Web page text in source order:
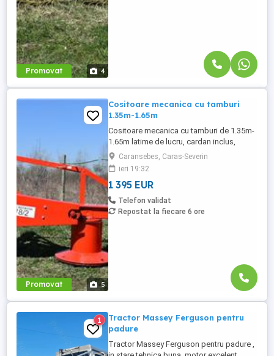
Promovat 4
Promovat 5
Cositoare mecanica cu tamburi
1.35m-1.65m
Cositoare mecanica cu tamburi de 1.35m-
1.65m latime de lucru, cardan inclus,
prelata, cheie de cutite Transport in toate
judetele
Caransebes, Caras-Severin
ieri 19:32
1 395 EUR
Telefon validat
Repostat la fiecare 6 ore
1
Tractor Massey Ferguson pentru
padure
Tractor Massey Ferguson pentru padure ,